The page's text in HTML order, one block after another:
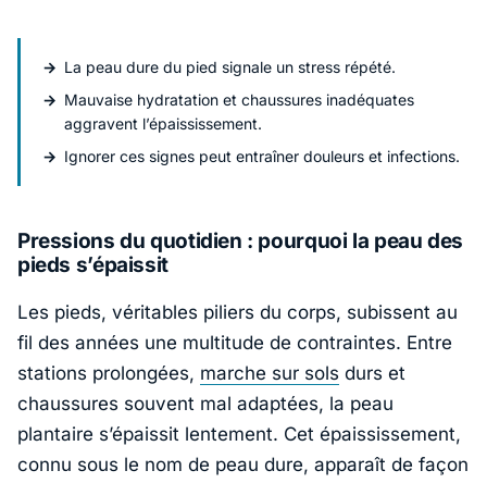
La peau dure du pied signale un stress répété.
Mauvaise hydratation et chaussures inadéquates
aggravent l’épaississement.
Ignorer ces signes peut entraîner douleurs et infections.
Pressions du quotidien : pourquoi la peau des
pieds s’épaissit
Les pieds, véritables piliers du corps, subissent au
fil des années une multitude de contraintes. Entre
stations prolongées, marche sur sols durs et
chaussures souvent mal adaptées, la peau
plantaire s’épaissit lentement. Cet épaississement,
connu sous le nom de peau dure, apparaît de façon